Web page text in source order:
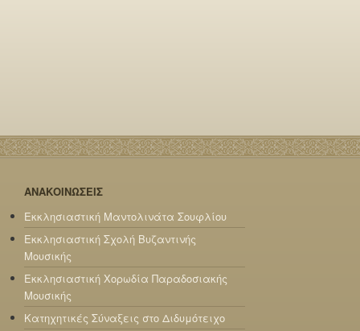
ΑΝΑΚΟΙΝΩΣΕΙΣ
Εκκλησιαστική Μαντολινάτα Σουφλίου
Εκκλησιαστική Σχολή Βυζαντινής
Μουσικής
Εκκλησιαστική Χορωδία Παραδοσιακής
Μουσικής
Κατηχητικές Σύναξεις στο Διδυμότειχο